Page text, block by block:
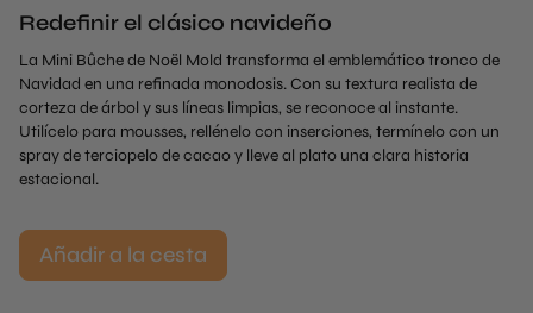
Redefinir el clásico navideño
La Mini Bûche de Noël Mold transforma el emblemático tronco de
Navidad en una refinada monodosis. Con su textura realista de
corteza de árbol y sus líneas limpias, se reconoce al instante.
Utilícelo para mousses, rellénelo con inserciones, termínelo con un
spray de terciopelo de cacao y lleve al plato una clara historia
estacional.
Añadir a la cesta